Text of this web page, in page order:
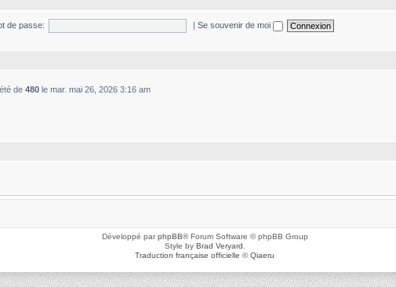
de passe: |Se souvenir de moi
de 480 le mar. mai 26, 2026 3:16 am
Développé parphpBB® Forum Software © phpBB Group
Style by Brad Veryard
Traduction française officielle ©Qiaeru